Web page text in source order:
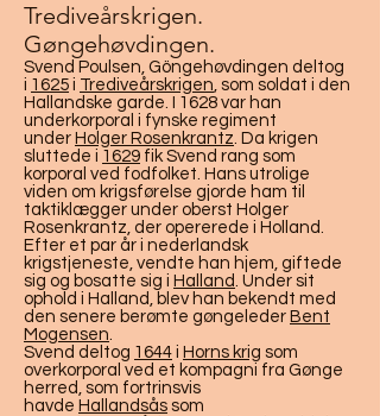
Trediveårskrigen.
Gøngehøvdingen.
Svend Poulsen, Göngehøvdingen deltog
i 1625 i Trediveårskrigen, som soldat i den
Hallandske garde. I 1628 var han
underkorporal i fynske regiment
under Holger Rosenkrantz. Da krigen
sluttede i 1629 fik Svend rang som
korporal ved fodfolket. Hans utrolige
viden om krigsførelse gjorde ham til
taktiklægger under oberst Holger
Rosenkrantz, der opererede i Holland.
Efter et par år i nederlandsk
krigstjeneste, vendte han hjem, giftede
sig og bosatte sig i Halland. Under sit
ophold i Halland, blev han bekendt med
den senere berømte gøngeleder Bent
Mogensen.
Svend deltog 1644 i Horns krig som
overkorporal ved et kompagni fra Gønge
herred, som fortrinsvis
havde Hallandsås som